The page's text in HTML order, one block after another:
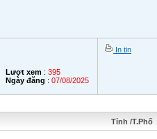
Lượt xem : 395
Ngày đăng : 07/08/2025
In tin
Tỉnh /T.Phố